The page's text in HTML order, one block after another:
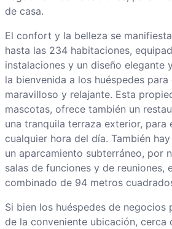
de casa.
El confort y la belleza se
hasta las 234 habitaciones,
instalaciones y un diseño elegante
la bienvenida a los huéspedes
maravilloso y relajante. Esta
mascotas, ofrece también un
una tranquila terraza exterior, para
cualquier hora del día. También
un aparcamiento subterráneo, por
salas de funciones y de reuniones,
combinado de 94 metros
Si bien los huéspedes de negocios
de la conveniente ubicación, cerca